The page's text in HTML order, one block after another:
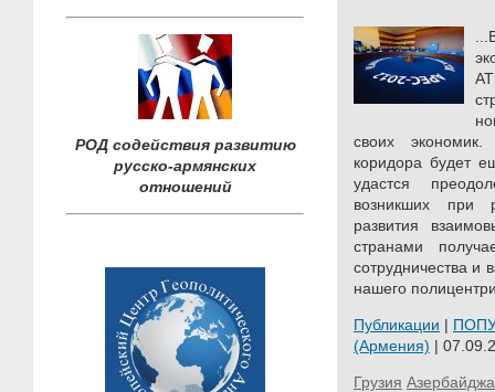
РОД содействия развитию
русско-армянских
отношений
своих
коридора будет
удастся
возникших при
развития
странами
сотрудничества и
нашего
Публикации |
(Армения) |
Грузия